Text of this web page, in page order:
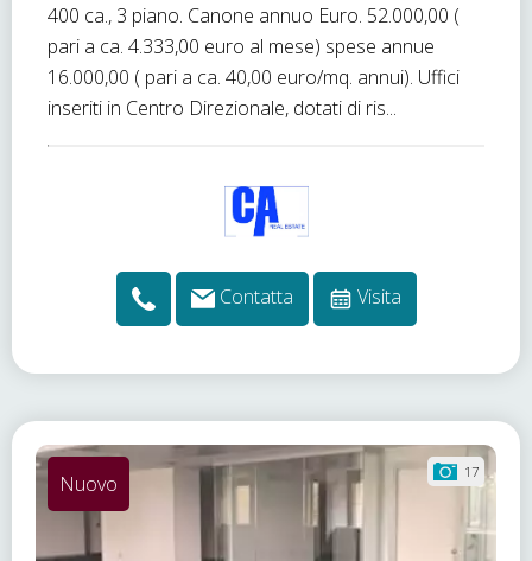
400 ca., 3 piano. Canone annuo Euro. 52.000,00 (
pari a ca. 4.333,00 euro al mese) spese annue
16.000,00 ( pari a ca. 40,00 euro/mq. annui). Uffici
inseriti in Centro Direzionale, dotati di ris...
Contatta Visita
17
Nuovo